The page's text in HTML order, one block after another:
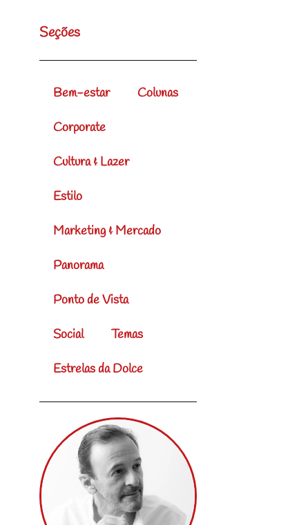
Seções
Bem-estar Colunas
Corporate
Cultura & Lazer
Estilo
Marketing & Mercado
Panorama
Ponto de Vista
Social Temas
Estrelas da Dolce